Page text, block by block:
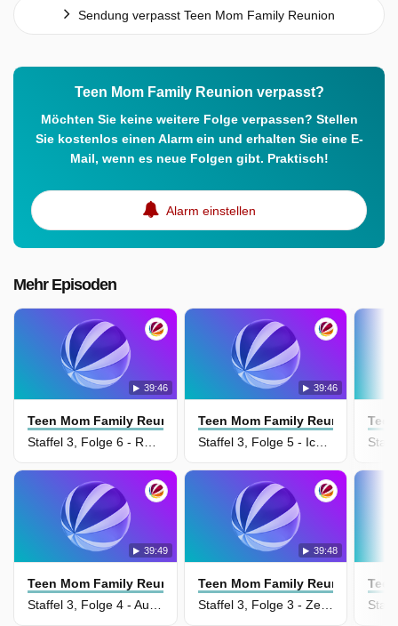
Sendung verpasst Teen Mom Family Reunion
Teen Mom Family Reunion verpasst?
Möchten Sie keine weitere Folge verpassen? Stellen
Sie kostenlos einen Alarm ein und erhalten Sie eine E-
Mail, wenn es neue Folgen gibt. Praktisch!
Alarm einstellen
Mehr Episoden
39:46
Teen Mom Family Reunion
Staffel 3, Folge 6 - Rooftop Romantik & Warnzeichen
39:46
Teen Mom Family Reunion
Staffel 3, Folge 5 - Ice Ice Baby
39:49
Teen Mom Family Reunion
39:48
Teen Mom Family Reunion
Staffel 3, Folge 3 - Zeit nackt zu werden!